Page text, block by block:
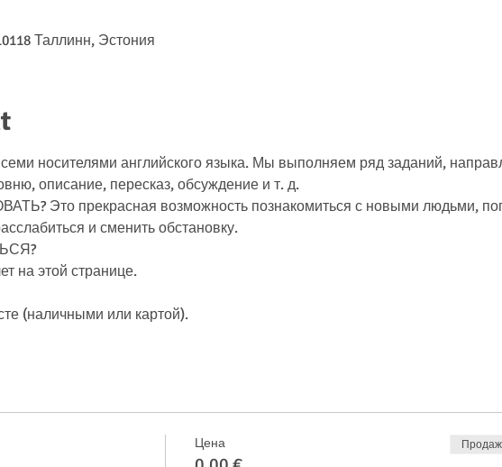
Таллинн, Эстония
носителями английского языка. Мы выполняем ряд заданий,
описание, пересказ, обсуждение и т. д.
и сменить обстановку.
на этой странице.
(наличными или картой).
Цена